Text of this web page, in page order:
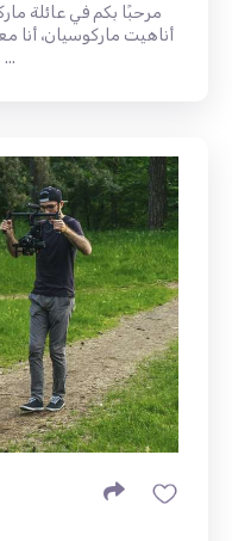
مرحبًا بكم في عائلة
من الخبرة في المجال التعليمي. على ...